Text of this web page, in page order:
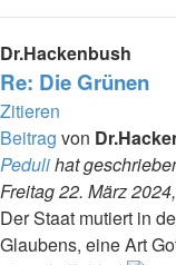
Dr.Hackenbush
Re: Die Grünen
Zitieren
Beitrag von
Pedulihat
Freitag 22. März
Der Staat mutiert in
Glaubens, eine Art